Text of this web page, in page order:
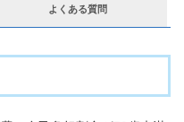
よくある質問